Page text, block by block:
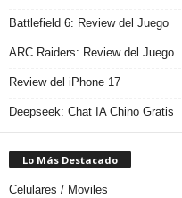
Battlefield 6: Review del Juego
ARC Raiders: Review del Juego
Review del iPhone 17
Deepseek: Chat IA Chino Gratis
Lo Más Destacado
Celulares / Moviles